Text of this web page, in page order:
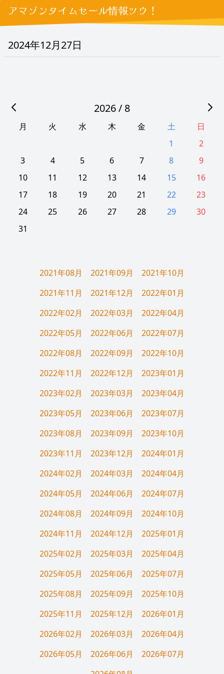
アマゾンタイムセール情報ツウ！
2024年12月27日
2026 / 8
月 火 水 木 金 土
日
1
2
3
4 5 6 7 8
9
10
11 12 13 14 15
16
17
18 19 20 21 22
23
24
25 26 27 28 29
30
31
2021年08月 2021年09月
2021年10月
2021年11月
2021年12月
2022年01月
2022年02月
2022年03月
2022年04月
2022年05月
2022年06月
2022年07月
2022年08月
2022年09月
2022年10月
2022年11月
2022年12月
2023年01月
2023年02月
2023年03月
2023年04月
2023年05月
2023年06月
2023年07月
2023年08月
2023年09月
2023年10月
2023年11月
2023年12月
2024年01月
2024年02月
2024年03月
2024年04月
2024年05月
2024年06月
2024年07月
2024年08月
2024年09月
2024年10月
2024年11月
2024年12月
2025年01月
2025年02月
2025年03月
2025年04月
2025年05月
2025年06月
2025年07月
2025年08月
2025年09月
2025年10月
2025年11月
2025年12月
2026年01月
2026年02月
2026年03月
2026年04月
2026年05月
2026年06月
2026年07月